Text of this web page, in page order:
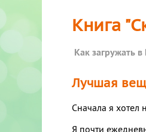
Книга
Как загружать
Лучшая
Сначала я хотел
Я почти